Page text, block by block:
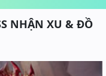
NHẬN XU & ĐỒ